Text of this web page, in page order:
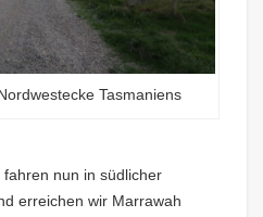
Tasmaniens
nun in südlicher
erreichen wir Marrawah